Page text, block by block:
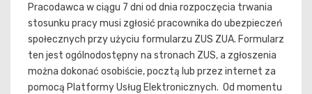
Pracodawca w ciągu 7 dni od dnia rozpoczęcia trwania
stosunku pracy musi zgłosić pracownika do ubezpieczeń
społecznych przy użyciu formularzu ZUS ZUA. Formularz
ten jest ogólnodostępny na stronach ZUS, a zgłoszenia
można dokonać osobiście, pocztą lub przez internet za
pomocą Platformy Usług Elektronicznych. Od momentu